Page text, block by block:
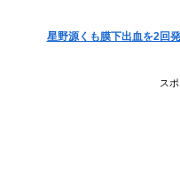
星野源くも膜下出血を2回
ス